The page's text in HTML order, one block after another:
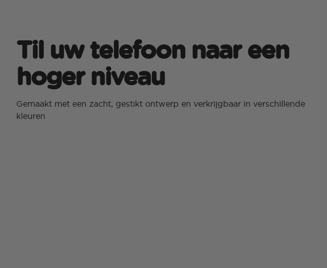
Til uw telefoon naar een
hoger niveau
Gemaakt met een zacht, gestikt ontwerp en verkrijgbaar in verschillende
kleuren